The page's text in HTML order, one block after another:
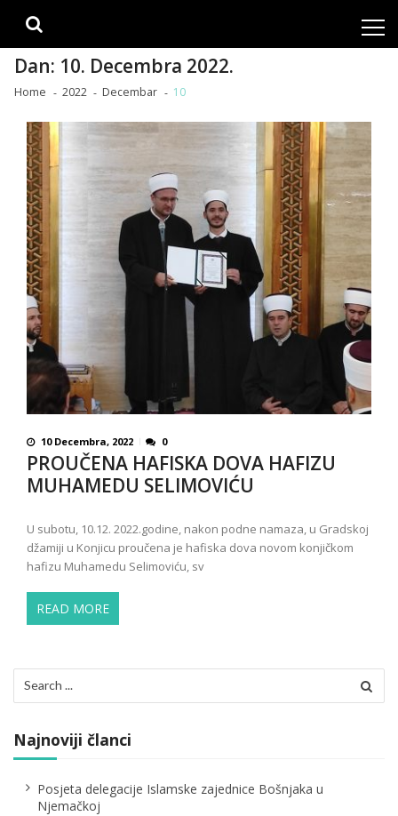
Dan: 10. Decembra 2022.
Home 2022 Decembar 10
10 Decembra, 2022 0
PROUČENA HAFISKA DOVA HAFIZU
MUHAMEDU SELIMOVIĆU
U subotu, 10.12. 2022.godine, nakon podne namaza, u Gradskoj
džamiji u Konjicu proučena je hafiska dova novom konjičkom
hafizu Muhamedu Selimoviću, sv
READ MORE
for:
Najnoviji članci
Posjeta delegacije Islamske zajednice Bošnjaka u
Njemačkoj